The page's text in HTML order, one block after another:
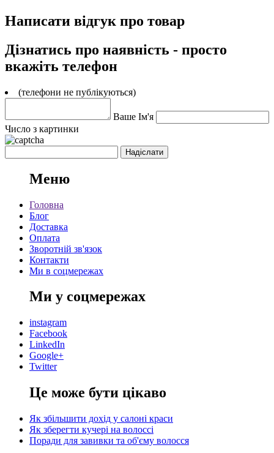
Написати відгук про товар
Дізнатись про наявність - просто
вкажіть телефон
(телефони не публікуються)
Ваше Ім'я
Число з картинки
Меню
Головна
Блог
Доставка
Оплата
Зворотній зв'язок
Контакти
Ми в соцмережах
Ми у соцмережах
instagram
Facebook
LinkedIn
Google+
Twitter
Це може бути цікаво
Як збільшити дохід у салоні краси
Як зберегти кучері на волоссі
Поради для завивки та об'єму волосся